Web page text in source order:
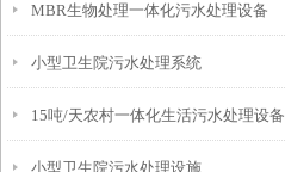
MBR生物处理一体化污水处理设备
小型卫生院污水处理系统
15吨/天农村一体化生活污水处理设备
小型卫生院污水处理设施